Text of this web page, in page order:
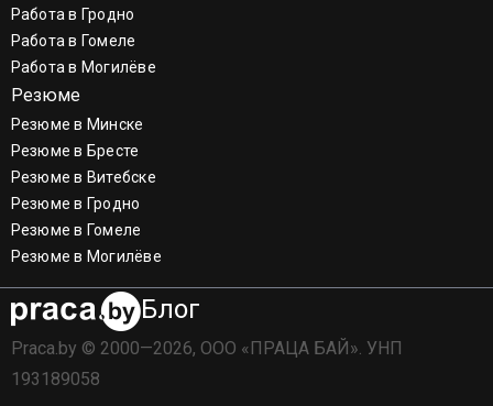
Работа в Гродно
Работа в Гомеле
Работа в Могилёве
Резюме
Резюме в Минске
Резюме в Бресте
Резюме в Витебске
Резюме в Гродно
Резюме в Гомеле
Резюме в Могилёве
Блог
Praca.by © 2000—2026, ООО «ПРАЦА БАЙ». УНП
193189058